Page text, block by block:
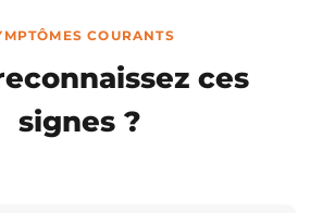
COURANTS
ces
signes ?